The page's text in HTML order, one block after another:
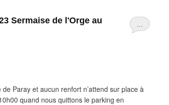
…
Sermaise de l'Orge au
Paray et aucun renfort n’attend sur place à
quand nous quittons le parking en